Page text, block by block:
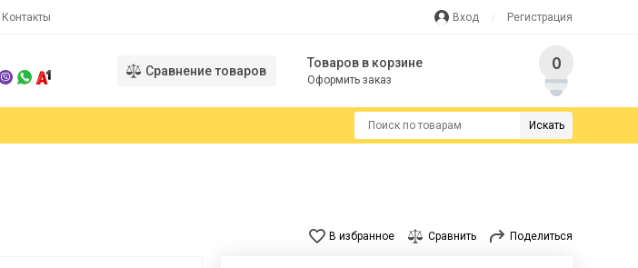
Контакты Вход Регистрация
Сравнение товаров
Товаров в корзине
Оформить заказ
0
Искать
В избранное Сравнить Поделиться